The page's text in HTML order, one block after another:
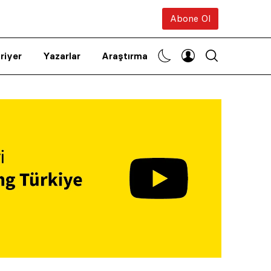
Abone Ol
Yazarlar Araştırma